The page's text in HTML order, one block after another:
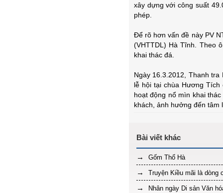
xây dựng với công suất
phép.
Để rõ hơn vấn đề này PV
(VHTTDL) Hà Tĩnh. Theo
khai thác đá.
Ngày 16.3.2012, Thanh
lễ hội tại chùa Hương
hoạt động nổ mìn khai
khách, ảnh hưởng đến tâm
Gốm Thổ Hà
Truyện Kiều mãi là dòng
Nhân ngày Di sản Văn